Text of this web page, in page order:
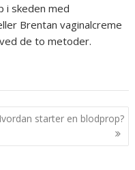
i skeden med
Brentan vaginalcreme
de to metoder.
starter en blodprop?